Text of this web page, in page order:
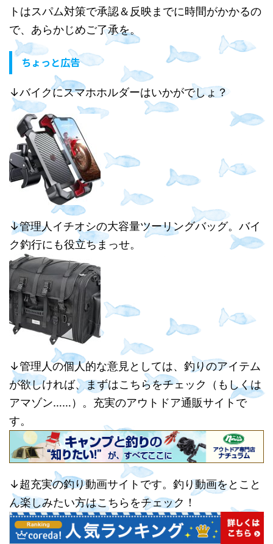
トはスパム対策で承認＆反映までに時間がかかるの
で、あらかじめご了承を。
ちょっと広告
↓バイクにスマホホルダーはいかがでしょ？
↓管理人イチオシの大容量ツーリングバッグ。バイ
ク釣行にも役立ちまっせ。
↓管理人の個人的な意見としては、釣りのアイテム
が欲しければ、まずはこちらをチェック（もしくは
アマゾン……）。充実のアウトドア通販サイトで
す。
↓超充実の釣り動画サイトです。釣り動画をとこと
ん楽しみたい方はこちらをチェック！